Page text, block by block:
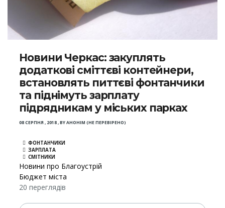
Новини Черкас: закуплять
додаткові сміттєві контейнери,
встановлять питтєві фонтанчики
та піднімуть зарплату
підрядникам у міських парках
08 СЕРПНЯ , 2018,BYАНОНІМ (НЕ ПЕРЕВІРЕНО)
ФОНТАНЧИКИ
ЗАРПЛАТА
СМІТНИКИ
Новини про Благоустрій
Бюджет міста
20 переглядів